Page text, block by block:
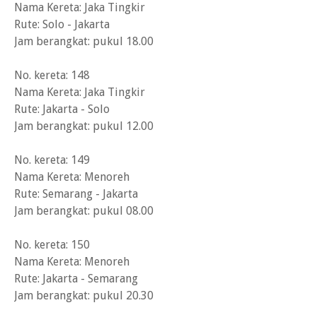
Nama Kereta: Jaka Tingkir
Rute: Solo - Jakarta
Jam berangkat: pukul 18.00
No. kereta: 148
Nama Kereta: Jaka Tingkir
Rute: Jakarta - Solo
Jam berangkat: pukul 12.00
No. kereta: 149
Nama Kereta: Menoreh
Rute: Semarang - Jakarta
Jam berangkat: pukul 08.00
No. kereta: 150
Nama Kereta: Menoreh
Rute: Jakarta - Semarang
Jam berangkat: pukul 20.30